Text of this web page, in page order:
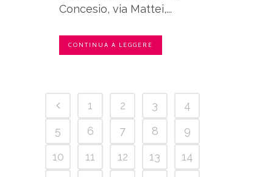
Concesio, via Mattei,...
CONTINUA A LEGGERE
1 2 3
4
5
6 7 8
9
10
11 12 13
14